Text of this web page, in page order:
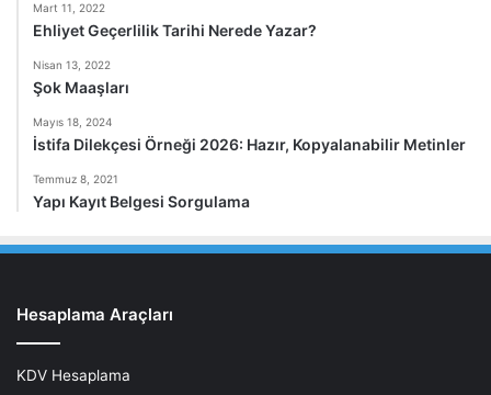
Mart 11, 2022
Ehliyet Geçerlilik Tarihi Nerede Yazar?
Nisan 13, 2022
Şok Maaşları
Mayıs 18, 2024
İstifa Dilekçesi Örneği 2026: Hazır, Kopyalanabilir Metinler
Temmuz 8, 2021
Yapı Kayıt Belgesi Sorgulama
Hesaplama Araçları
KDV Hesaplama